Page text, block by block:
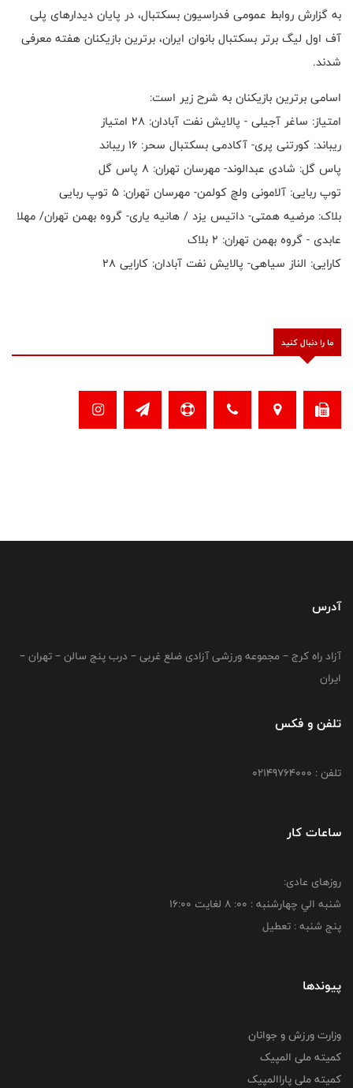
به گزارش روابط عمومی فدراسیون بسکتبال، در پایان دیدارهای پلی
آف اول لیگ برتر بسکتبال بانوان ایران، برترین بازیکنان هفته معرفی
شدند.
اسامی برترین بازیکنان به شرح زیر است:
امتیاز: ساغر آجیلی - پالایش نفت آبادان: ۲۸ امتیاز
ریباند: کورتنی پری- آکادمی بسکتبال سحر: ۱۶ ریباند
پاس گل: شادی عبدالوند- مهرسان تهران: ۸ پاس گل
توپ ربایی: آلامونی ولچ کولمن- مهرسان تهران: ۵ توپ ربایی
بلاک: مرضیه همتی- داتیس یزد / هانیه یاری- گروه بهمن تهران/ مهلا
عابدی - گروه بهمن تهران: ۲ بلاک
کارایی: الناز سیاهی- پالایش نفت آبادان: کارایی ۲۸
ما را دنبال کنید
آدرس
آزاد راه کرج – مجموعه ورزشی آزادی ضلع غربی – درب پنج سالن – تهران –
ایران
تلفن و فکس
تلفن : 02149764000
ساعات کار
روزهای عادی:
شنبه الي چهارشنبه : 00: 8 لغايت 16:00
پنج شنبه : تعطیل
پیوندها
وزارت ورزش و جوانان
کمیته ملی المپیک
کمیته ملی پاراالمپیک